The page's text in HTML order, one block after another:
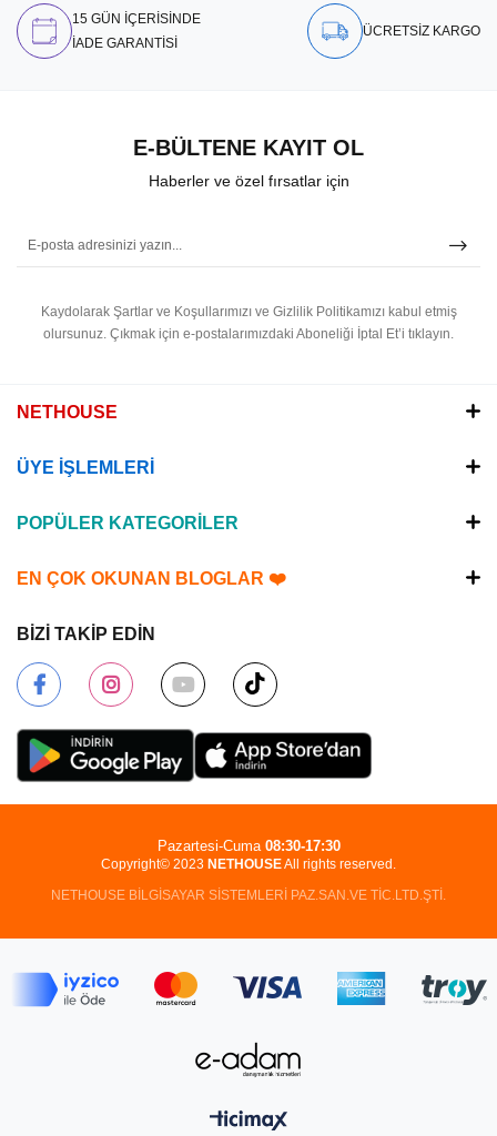
15 GÜN İÇERİSİNDE
İADE GARANTİSİ
ÜCRETSİZ KARGO
E-BÜLTENE KAYIT OL
Haberler ve özel fırsatlar için
Kaydolarak Şartlar ve Koşullarımızı ve Gizlilik Politikamızı kabul etmiş
olursunuz. Çıkmak için e-postalarımızdaki Aboneliği İptal Et’i tıklayın.
NETHOUSE
ÜYE İŞLEMLERİ
POPÜLER KATEGORİLER
EN ÇOK OKUNAN BLOGLAR ❤️
BİZİ TAKİP EDİN
Copyright© 2023 NETHOUSEAll rights reserved.
NETHOUSE BİLGİSAYAR SİSTEMLERİ PAZ.SAN.VE TİC.LTD.ŞTİ.
Pazartesi-Cuma 08:30-17:30